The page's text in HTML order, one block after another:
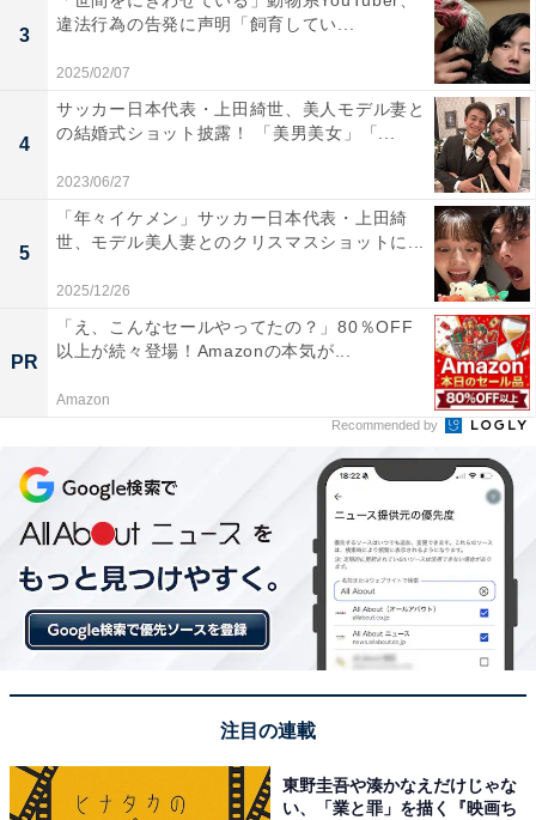
3
違法行為の告発に声明「飼育してい...
2025/02/07
4
サッカー日本代表・上田綺世、美人モデル妻と
の結婚式ショット披露！ 「美男美女」「...
2023/06/27
5
「年々イケメン」サッカー日本代表・上田綺
世、モデル美人妻とのクリスマスショットに...
2025/12/26
PR
「え、こんなセールやってたの？」80％OFF
以上が続々登場！Amazonの本気が...
Amazon
Recommended by
注目の連載
東野圭吾や湊かなえだけじゃな
い、「業と罪」を描く『映画ち